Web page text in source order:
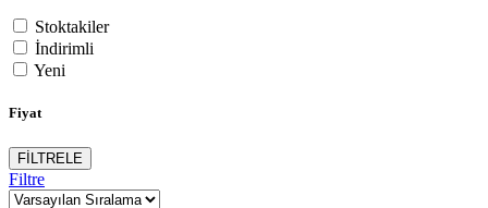
Stoktakiler
İndirimli
Yeni
Fiyat
FİLTRELE
Filtre